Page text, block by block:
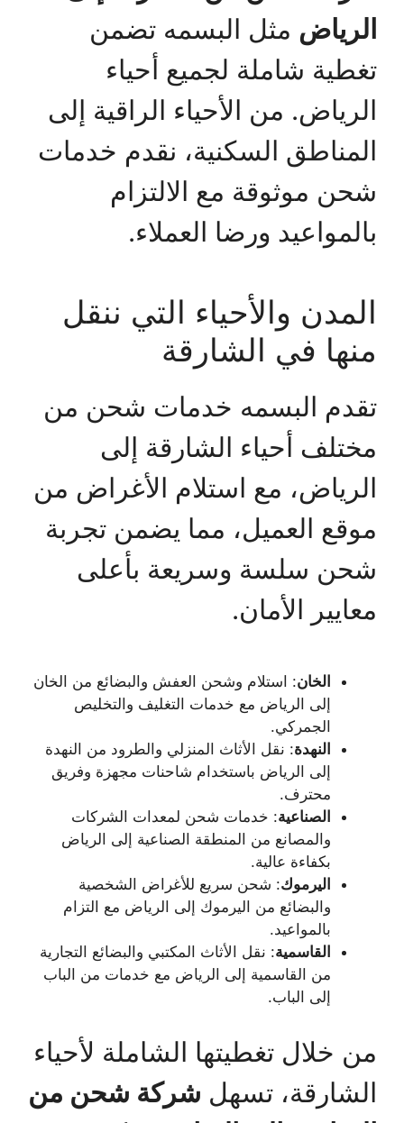
الرياض مثل البسمه تضمن
تغطية شاملة لجميع أحياء
الرياض. من الأحياء الراقية إلى
المناطق السكنية، نقدم خدمات
شحن موثوقة مع الالتزام
بالمواعيد ورضا العملاء.
المدن والأحياء التي ننقل
منها في الشارقة
تقدم البسمه خدمات شحن من
مختلف أحياء الشارقة إلى
الرياض، مع استلام الأغراض من
موقع العميل، مما يضمن تجربة
شحن سلسة وسريعة بأعلى
معايير الأمان.
الخان: استلام وشحن العفش والبضائع من الخان
إلى الرياض مع خدمات التغليف والتخليص
الجمركي.
النهدة: نقل الأثاث المنزلي والطرود من النهدة
إلى الرياض باستخدام شاحنات مجهزة وفريق
محترف.
الصناعية: خدمات شحن لمعدات الشركات
والمصانع من المنطقة الصناعية إلى الرياض
بكفاءة عالية.
اليرموك: شحن سريع للأغراض الشخصية
والبضائع من اليرموك إلى الرياض مع التزام
بالمواعيد.
القاسمية: نقل الأثاث المكتبي والبضائع التجارية
من القاسمية إلى الرياض مع خدمات من الباب
إلى الباب.
من خلال تغطيتها الشاملة لأحياء
الشارقة، تسهل شركة شحن من